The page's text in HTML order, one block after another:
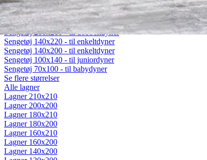
Sengetøj
Alt sengetøj
Sengetøj 200x220 - til dobbeltdyner
Sengetøj 200x200 - til dobbeltdyner
Sengetøj 140x220 - til enkeltdyner
Sengetøj 140x200 - til enkeltdyner
Sengetøj 100x140 - til juniordyner
Sengetøj 70x100 - til babydyner
Se flere størrelser
Alle lagner
Lagner 210x210
Lagner 200x200
Lagner 180x210
Lagner 180x200
Lagner 160x210
Lagner 160x200
Lagner 140x200